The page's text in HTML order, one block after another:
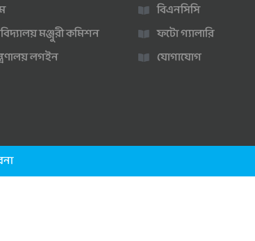
মঞ্জুরী কমিশন
লগইন
বিএনসিসি
ফটো গ্যালারি
যোগাযোগ